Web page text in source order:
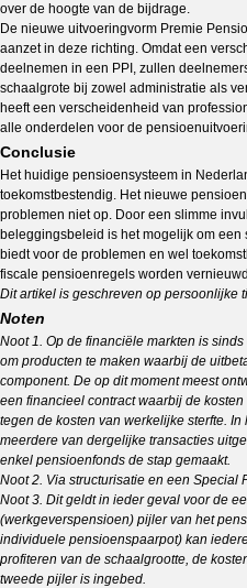
over de hoogte van de bijdrage.
De nieuwe uitvoeringvorm Premie
aanzet in deze richting. Omdat een
deelnemen in een PPI, zullen
schaalgrote bij zowel administratie als
heeft een verscheidenheid van
alle onderdelen voor de
Conclusie
Het huidige pensioensysteem in
toekomstbestendig. Het nieuwe
problemen niet op. Door een slimme
beleggingsbeleid is het mogelijk om
biedt voor de problemen en wel
fiscale pensioenregels worden
Dit artikel is geschreven op persoonlijke
Noten
Noot 1. Op de financiële markten is
om producten te maken waarbij de
component. De op dit moment meest
een financieel contract waarbij de kosten
tegen de kosten van werkelijke sterfte.
meerdere van dergelijke transacties
enkel pensioenfonds de stap gemaakt.
Noot 2. Via structurisatie en een Special
Noot 3. Dit geldt in ieder geval voor de
(werkgeverspensioen) pijler van het
individuele pensioenspaarpot) kan
profiteren van de schaalgrootte, de
tweede pijler is ingebed.